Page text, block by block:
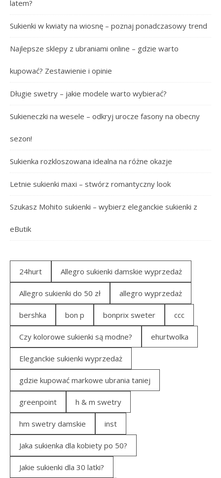
latem?
Sukienki w kwiaty na wiosnę – poznaj ponadczasowy trend
Najlepsze sklepy z ubraniami online – gdzie warto
kupować? Zestawienie i opinie
Długie swetry – jakie modele warto wybierać?
Sukieneczki na wesele – odkryj urocze fasony na obecny
sezon!
Sukienka rozkloszowana idealna na różne okazje
Letnie sukienki maxi – stwórz romantyczny look
Szukasz Mohito sukienki – wybierz eleganckie sukienki z
eButik
24hurt Allegro sukienki damskie wyprzedaż
Allegro sukienki do 50 zł allegro wyprzedaż
bershka bon p bonprix sweter ccc
Czy kolorowe sukienki są modne? ehurtwolka
Eleganckie sukienki wyprzedaż
gdzie kupować markowe ubrania taniej
greenpoint h & m swetry
hm swetry damskie inst
Jaka sukienka dla kobiety po 50?
Jakie sukienki dla 30 latki?